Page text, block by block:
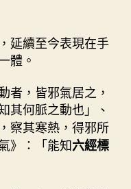
延續至今表現在手
體。
者，皆邪氣居之，
何脈之動也」、
察其寒熱，得邪所
》：「能知六經標